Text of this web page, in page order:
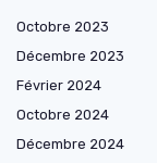
Octobre 2023
Décembre 2023
Février 2024
Octobre 2024
Décembre 2024